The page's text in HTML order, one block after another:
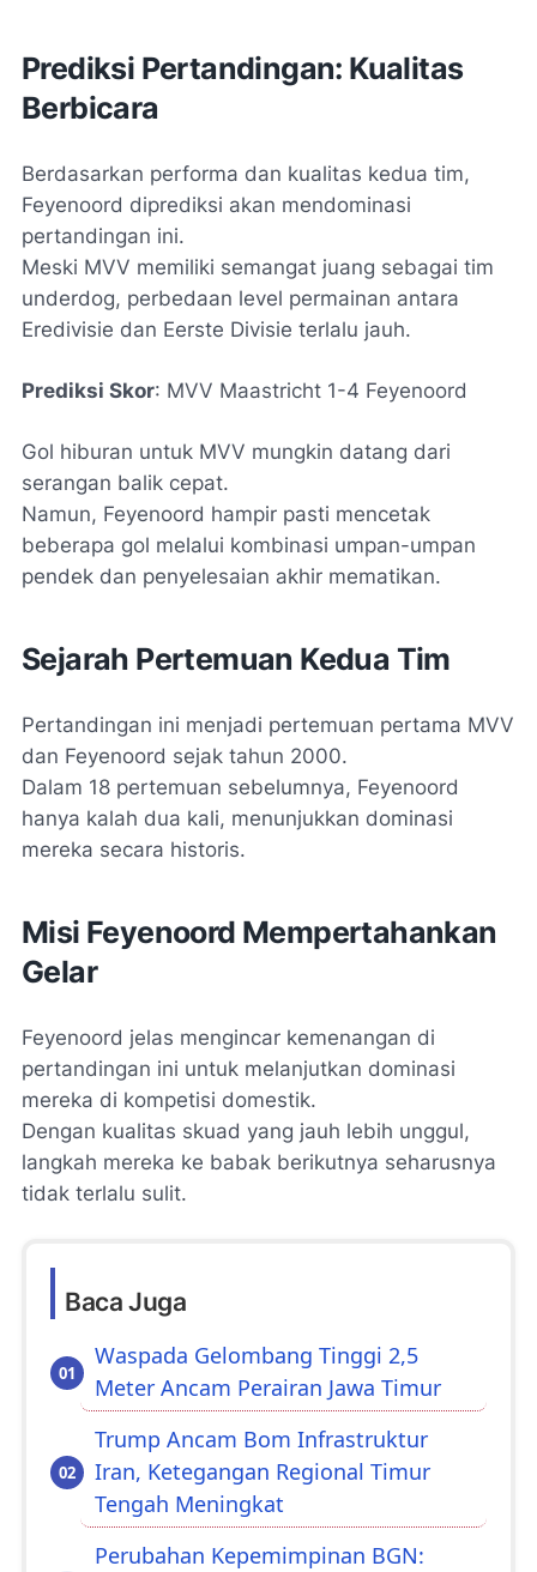
Prediksi Pertandingan: Kualitas
Berbicara
Berdasarkan performa dan kualitas kedua tim,
Feyenoord diprediksi akan mendominasi
pertandingan ini.
Meski MVV memiliki semangat juang sebagai tim
underdog, perbedaan level permainan antara
Eredivisie dan Eerste Divisie terlalu jauh.
Prediksi Skor: MVV Maastricht 1-4 Feyenoord
Gol hiburan untuk MVV mungkin datang dari
serangan balik cepat.
Namun, Feyenoord hampir pasti mencetak
beberapa gol melalui kombinasi umpan-umpan
pendek dan penyelesaian akhir mematikan.
Sejarah Pertemuan Kedua Tim
Pertandingan ini menjadi pertemuan pertama MVV
dan Feyenoord sejak tahun 2000.
Dalam 18 pertemuan sebelumnya, Feyenoord
hanya kalah dua kali, menunjukkan dominasi
mereka secara historis.
Misi Feyenoord Mempertahankan
Gelar
Feyenoord jelas mengincar kemenangan di
pertandingan ini untuk melanjutkan dominasi
mereka di kompetisi domestik.
Dengan kualitas skuad yang jauh lebih unggul,
langkah mereka ke babak berikutnya seharusnya
tidak terlalu sulit.
Baca Juga
Waspada Gelombang Tinggi 2,5
Meter Ancam Perairan Jawa Timur
Trump Ancam Bom Infrastruktur
Iran, Ketegangan Regional Timur
Tengah Meningkat
Perubahan Kepemimpinan BGN: